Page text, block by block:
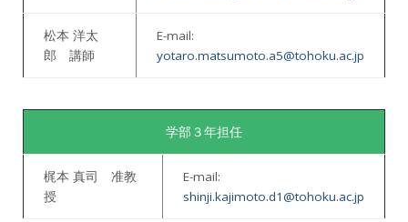
松本 洋太
郎 講師
E-mail:
yotaro.matsumoto.a5@tohoku.ac.jp
学部３年担任
梶本 真司 准教
授
E-mail:
shinji.kajimoto.d1@tohoku.ac.jp